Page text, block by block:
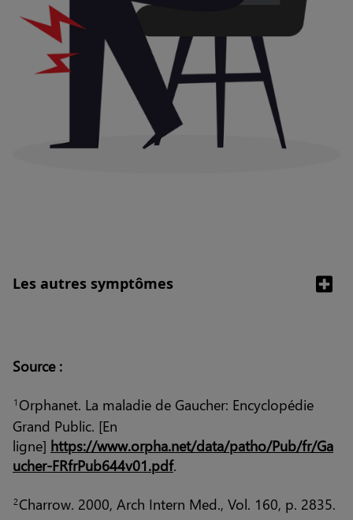
Les autres symptômes
Source :
1 Orphanet. La maladie de Gaucher: Encyclopédie
Grand Public. [En
ligne] https://www.orpha.net/data/patho/Pub/fr/Ga
ucher-FRfrPub644v01.pdf.
2 Charrow. 2000, Arch Intern Med., Vol. 160, p. 2835.